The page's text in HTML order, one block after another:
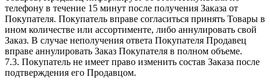
телефону в течение 15 минут после получения Заказа от
Покупателя. Покупатель вправе согласиться принять Товары в
ином количестве или ассортименте, либо аннулировать свой
Заказ. В случае неполучения ответа Покупателя Продавец
вправе аннулировать Заказ Покупателя в полном объеме.
7.3. Покупатель не имеет право изменить состав Заказа после
подтверждения его Продавцом.